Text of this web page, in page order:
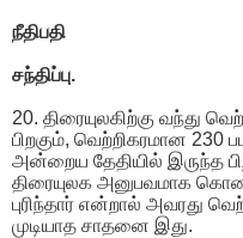
நீதிபதி
சந்திப்பு.
20. திரையுலகிற்கு வந்து
பிறகும், வெற்றிகரமான 230
அன்றைய தேதியில் இருந்த
திரையுலக அனுபவமாக
புரிந்தார் என்றால் அவரது
முடியாத சாதனை இது.